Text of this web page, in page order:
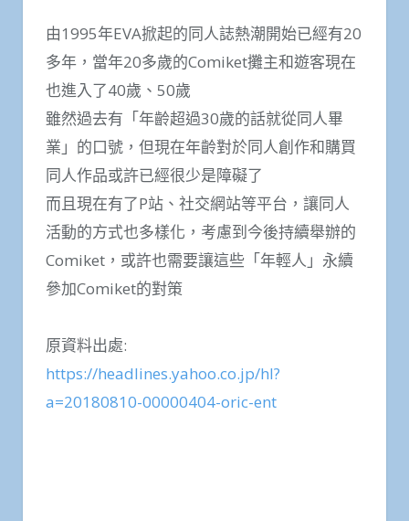
由1995年EVA掀起的同人誌熱潮開始已經有20
多年，當年20多歲的Comiket攤主和遊客現在
也進入了40歲、50歲
雖然過去有「年齡超過30歲的話就從同人畢
業」的口號，但現在年齡對於同人創作和購買
同人作品或許已經很少是障礙了
而且現在有了P站、社交網站等平台，讓同人
活動的方式也多樣化，考慮到今後持續舉辦的
Comiket，或許也需要讓這些「年輕人」永續
參加Comiket的對策
原資料出處:
https://headlines.yahoo.co.jp/hl?
a=20180810-00000404-oric-ent